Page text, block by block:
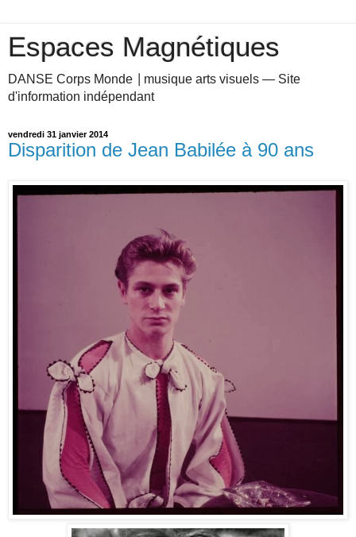
Espaces Magnétiques
DANSE Corps Monde ⎥ musique arts visuels — Site
d'information indépendant
vendredi 31 janvier 2014
Disparition de Jean Babilée à 90 ans